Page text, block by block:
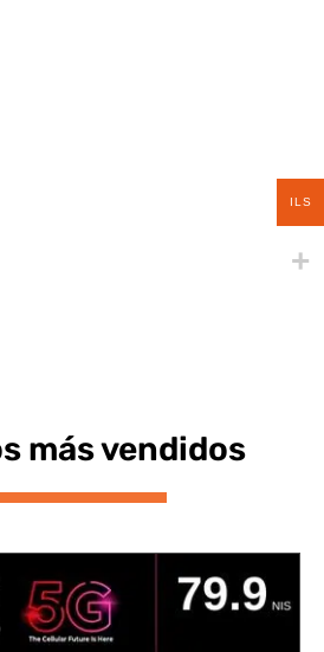
más vendidos
ILS